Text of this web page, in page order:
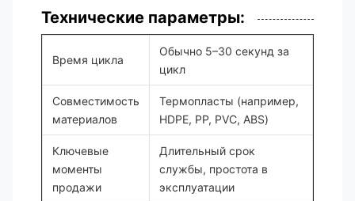
Технические параметры:
Время цикла
Обычно 5–30 секунд за
цикл
Совместимость
материалов
Термопласты (например,
HDPE, PP, PVC, ABS)
Ключевые
моменты
продажи
Длительный срок
службы, простота в
эксплуатации